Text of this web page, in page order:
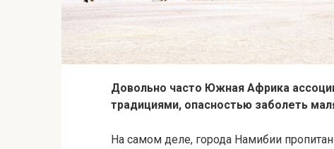
Довольно часто Южная Африка
традициями, опасностью заболеть
На самом деле, города Намибии